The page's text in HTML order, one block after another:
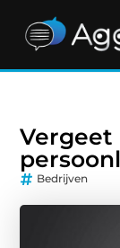
Vergeet
Bedrijven